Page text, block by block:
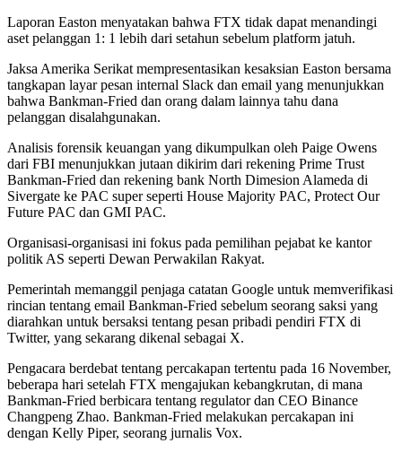
Laporan Easton menyatakan bahwa FTX tidak dapat menandingi
aset pelanggan 1: 1 lebih dari setahun sebelum platform jatuh.
Jaksa Amerika Serikat mempresentasikan kesaksian Easton bersama
tangkapan layar pesan internal Slack dan email yang menunjukkan
bahwa Bankman-Fried dan orang dalam lainnya tahu dana
pelanggan disalahgunakan.
Analisis forensik keuangan yang dikumpulkan oleh Paige Owens
dari FBI menunjukkan jutaan dikirim dari rekening Prime Trust
Bankman-Fried dan rekening bank North Dimesion Alameda di
Sivergate ke PAC super seperti House Majority PAC, Protect Our
Future PAC dan GMI PAC.
Organisasi-organisasi ini fokus pada pemilihan pejabat ke kantor
politik AS seperti Dewan Perwakilan Rakyat.
Pemerintah memanggil penjaga catatan Google untuk memverifikasi
rincian tentang email Bankman-Fried sebelum seorang saksi yang
diarahkan untuk bersaksi tentang pesan pribadi pendiri FTX di
Twitter, yang sekarang dikenal sebagai X.
Pengacara berdebat tentang percakapan tertentu pada 16 November,
beberapa hari setelah FTX mengajukan kebangkrutan, di mana
Bankman-Fried berbicara tentang regulator dan CEO Binance
Changpeng Zhao. Bankman-Fried melakukan percakapan ini
dengan Kelly Piper, seorang jurnalis Vox.